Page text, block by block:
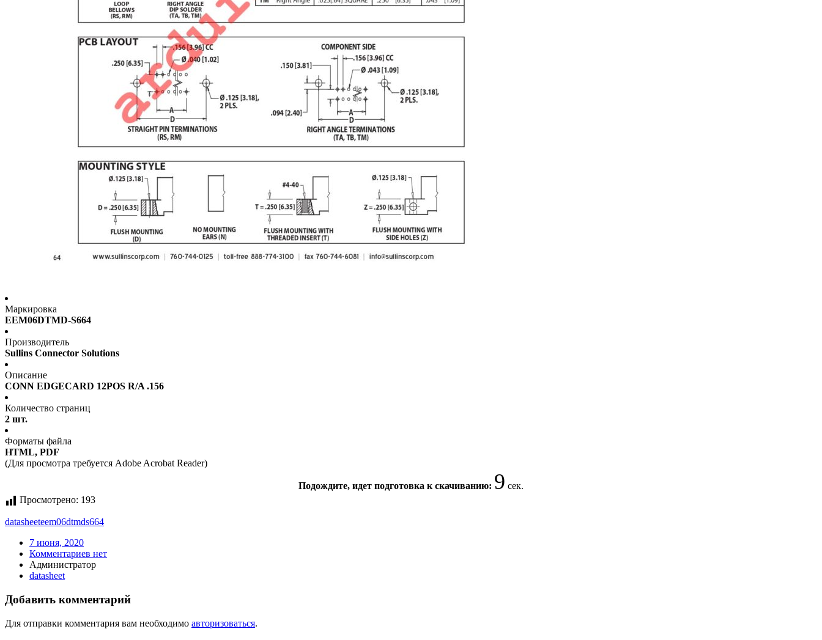
Маркировка
EEM06DTMD-S664
Производитель
Sullins Connector Solutions
Описание
CONN EDGECARD 12POS R/A .156
Количество страниц
2 шт.
Форматы файла
HTML, PDF
(Для просмотра требуется Adobe Acrobat Reader)
Подождите, идет подготовка к скачиванию: 9 сек.
Просмотрено: 193
datasheeteem06dtmds664
7 июня, 2020
Комментариев нет
Администратор
datasheet
Добавить комментарий
Для отправки комментария вам необходимо авторизоваться.